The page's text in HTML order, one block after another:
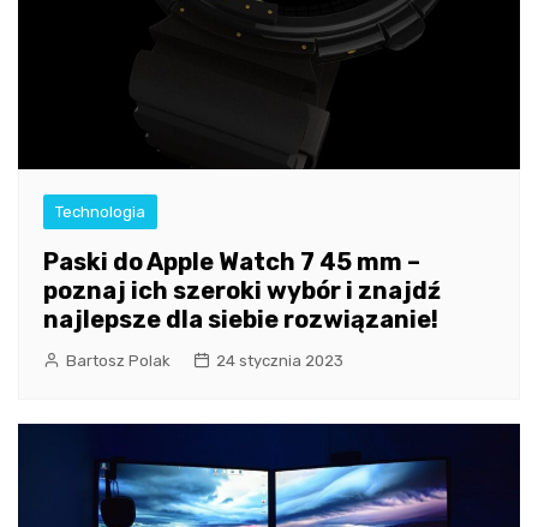
Technologia
Paski do Apple Watch 7 45 mm –
poznaj ich szeroki wybór i znajdź
najlepsze dla siebie rozwiązanie!
Bartosz Polak 24 stycznia 2023